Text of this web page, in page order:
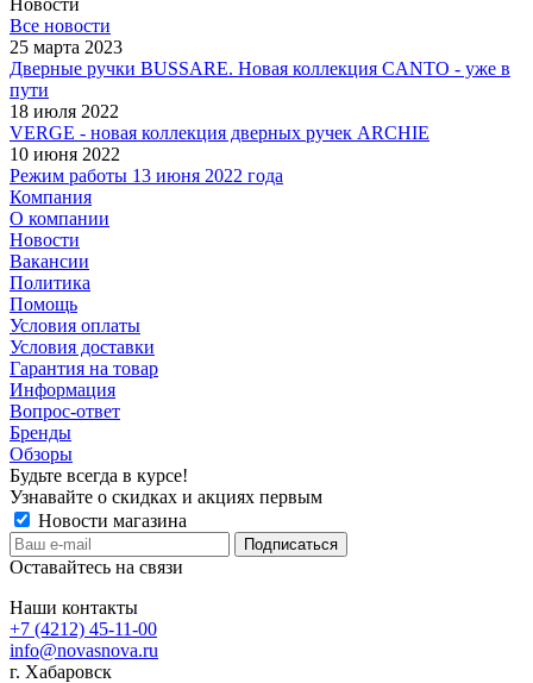
Все новости
25 марта 2023
Дверные ручки BUSSARE. Новая коллекция CANTO - уже в
пути
18 июля 2022
VERGE - новая коллекция дверных ручек ARCHIE
10 июня 2022
Режим работы 13 июня 2022 года
Компания
О компании
Новости
Вакансии
Политика
Помощь
Условия оплаты
Условия доставки
Гарантия на товар
Информация
Вопрос-ответ
Бренды
Обзоры
Будьте всегда в курсе!
Узнавайте о скидках и акциях первым
Новости магазина
Оставайтесь на связи
Наши контакты
+7 (4212) 45-11-00
info@novasnova.ru
г. Хабаровск